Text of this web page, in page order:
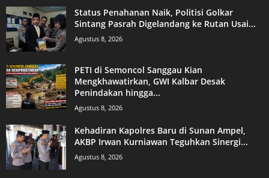
Status Penahanan Naik, Politisi Golkar
Sintang Pasrah Digelandang ke Rutan Usai...
Agustus 8, 2026
PETI di Semoncol Sanggau Kian
Mengkhawatirkan, GWI Kalbar Desak
Penindakan hingga...
Agustus 8, 2026
Kehadiran Kapolres Baru di Sunan Ampel,
AKBP Irwan Kurniawan Teguhkan Sinergi...
Agustus 8, 2026